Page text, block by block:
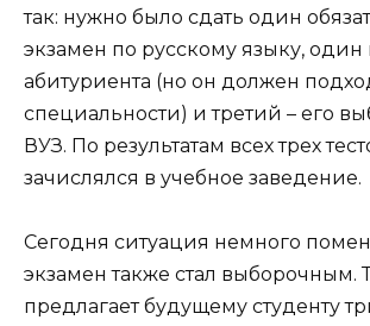
так: нужно было сдать один
экзамен по русскому языку,
абитуриента (но он должен
специальности) и третий – его
ВУЗ. По результатам всех трех
зачислялся в учебное заведение.
Сегодня ситуация немного
экзамен также стал выборочным.
предлагает будущему студенту